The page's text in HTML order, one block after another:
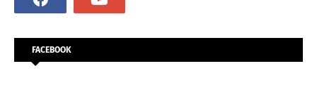
FACEBOOK